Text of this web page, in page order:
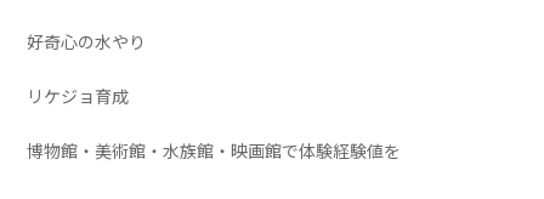
好奇心の水やり
リケジョ育成
博物館・美術館・水族館・映画館で体験経験値を